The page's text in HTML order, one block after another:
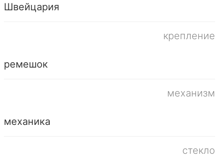
Швейцария
крепление
ремешок
механизм
механика
стекло